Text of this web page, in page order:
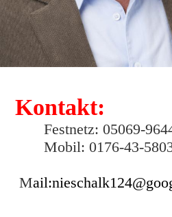
Kontakt:
Festnetz: 05069-
Mobil: 0176-
M